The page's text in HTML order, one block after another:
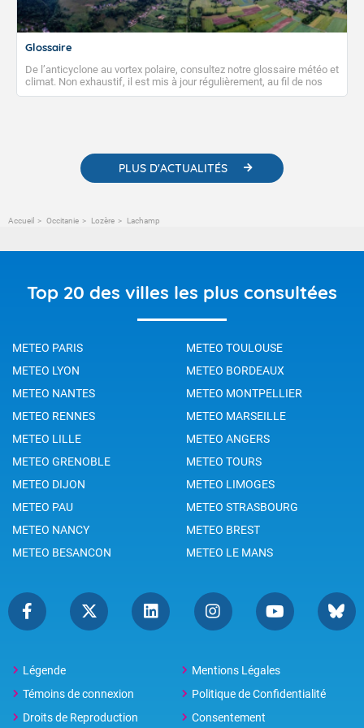
Glossaire
De l’anticyclone au vortex polaire, consultez notre glossaire météo et
climat. Non exhaustif, il est mis à jour régulièrement, au fil de nos
publications. Vous y trouverez également des liens utiles vers nos
PLUS D'ACTUALITÉS
Accueil Occitanie Lozère Lachamp
Top 20 des villes les plus consultées
METEO PARIS
METEO TOULOUSE
METEO LYON
METEO BORDEAUX
METEO NANTES
METEO MONTPELLIER
METEO RENNES
METEO MARSEILLE
METEO LILLE
METEO ANGERS
METEO GRENOBLE
METEO TOURS
METEO DIJON
METEO LIMOGES
METEO PAU
METEO STRASBOURG
METEO NANCY
METEO BREST
METEO BESANCON
METEO LE MANS
Légende
Mentions Légales
Témoins de connexion
Politique de Confidentialité
Droits de Reproduction
Consentement